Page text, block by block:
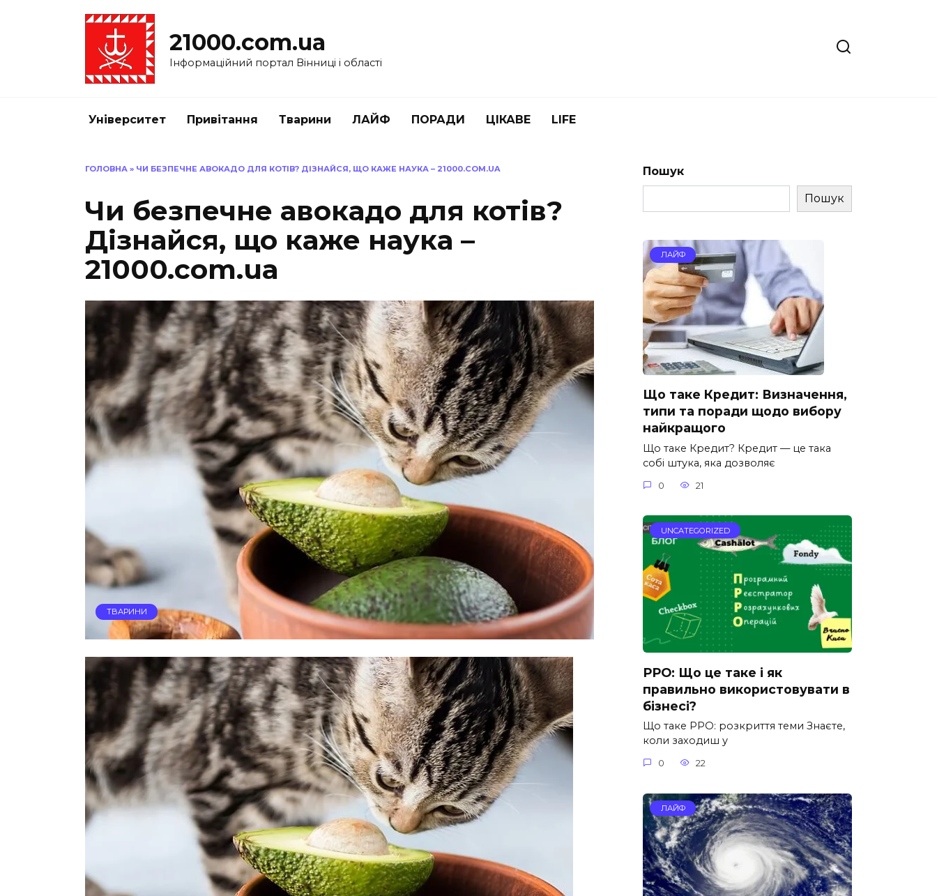
21000.com.ua
Інформаційний портал Вінниці і області
Університет Привітання Тварини ЛАЙФ ПОРАДИ ЦІКАВЕ LIFE
ГОЛОВНА » ЧИ БЕЗПЕЧНЕ АВОКАДО ДЛЯ КОТІВ? ДІЗНАЙСЯ, ЩО КАЖЕ НАУКА – 21000.COM.UA
Чи безпечне авокадо для котів?
Дізнайся, що каже наука –
21000.com.ua
ТВАРИНИ
Пошук
Пошук
ЛАЙФ
Що таке Кредит: Визначення,
типи та поради щодо вибору
найкращого
Що таке Кредит? Кредит — це така
собі штука, яка дозволяє
0 21
UNCATEGORIZED
РРО: Що це таке і як
правильно використовувати в
бізнесі?
Що таке РРО: розкриття теми Знаєте,
коли заходиш у
0 22
ЛАЙФ